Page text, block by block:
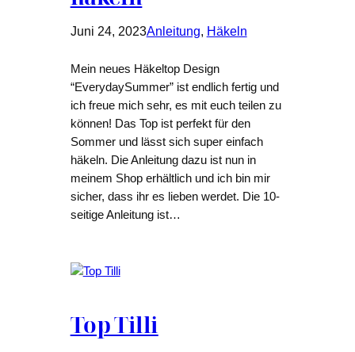
Juni 24, 2023Anleitung, Häkeln
Mein neues Häkeltop Design
“EverydaySummer” ist endlich fertig und
ich freue mich sehr, es mit euch teilen zu
können! Das Top ist perfekt für den
Sommer und lässt sich super einfach
häkeln. Die Anleitung dazu ist nun in
meinem Shop erhältlich und ich bin mir
sicher, dass ihr es lieben werdet. Die 10-
seitige Anleitung ist…
Top Tilli